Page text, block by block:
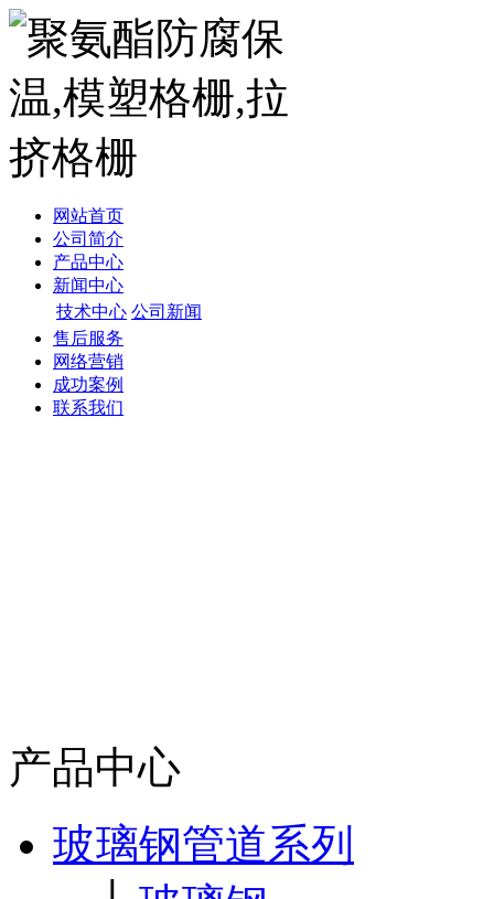
网站首页
公司简介
产品中心
新闻中心
技术中心 公司新闻
售后服务
网络营销
成功案例
联系我们
产品中心
玻璃钢管道系列